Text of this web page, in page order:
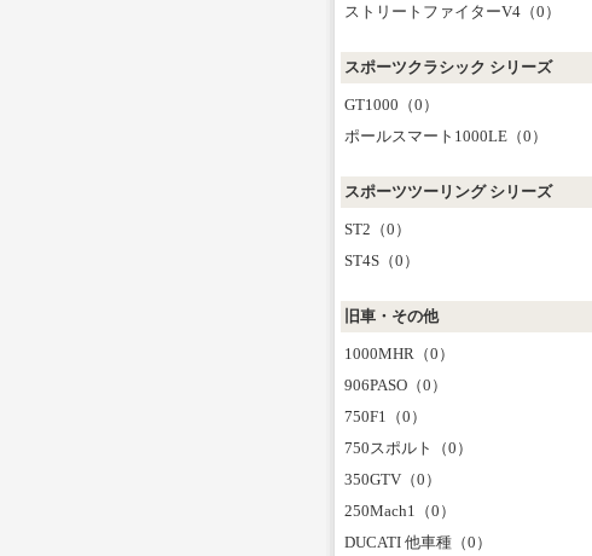
ストリートファイターV4（0）
スポーツクラシック シリーズ
GT1000（0）
ポールスマート1000LE（0）
スポーツツーリング シリーズ
ST2（0）
ST4S（0）
旧車・その他
1000MHR（0）
906PASO（0）
750F1（0）
750スポルト（0）
350GTV（0）
250Mach1（0）
DUCATI 他車種（0）